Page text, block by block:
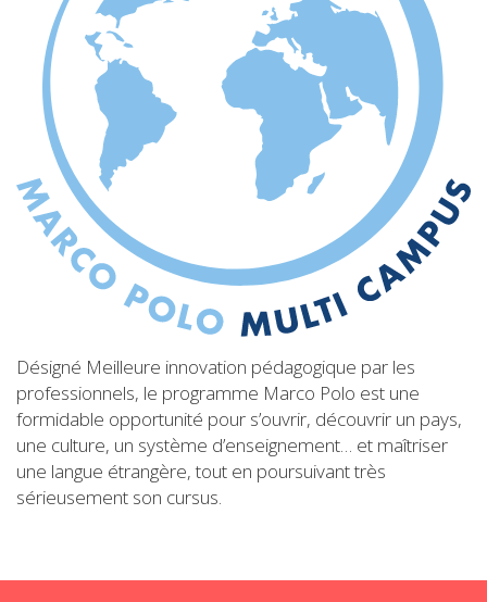
Désigné Meilleure innovation pédagogique par les
professionnels, le programme Marco Polo est une
formidable opportunité pour s’ouvrir, découvrir un pays,
une culture, un système d’enseignement… et maîtriser
une langue étrangère, tout en poursuivant très
sérieusement son cursus.